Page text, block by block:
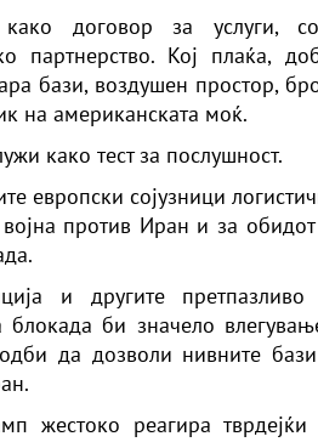
договор за услуги,
партнерство. Кој плаќа,
бази, воздушен простор,
на американската моќ.
како тест за послушност.
европски сојузници
против Иран и за
и другите
блокада би значело
да дозволи нивните
жестоко реагира тврдејќи